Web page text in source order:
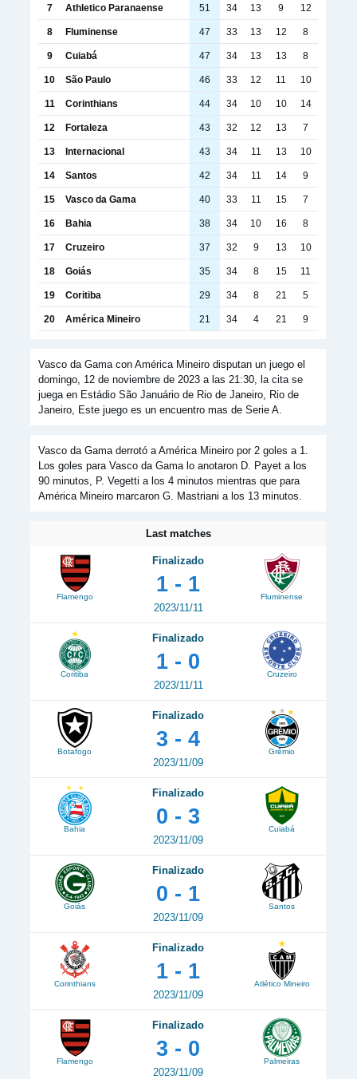
7 Athletico Paranaense 51 34 13 9 12
8 Fluminense 47 33 13 12 8
9 Cuiabá 47 34 13 13 8
10 São Paulo 46 33 12 11 10
11 Corinthians 44 34 10 10 14
12 Fortaleza 43 32 12 13 7
13 Internacional 43 34 11 13 10
14 Santos 42 34 11 14 9
15 Vasco da Gama 40 33 11 15 7
16 Bahia 38 34 10 16 8
17 Cruzeiro 37 32 9 13 10
18 Goiás 35 34 8 15 11
19 Coritiba 29 34 8 21 5
20 América Mineiro 21 34 4 21 9
Vasco da Gama con América Mineiro disputan un juego el
domingo, 12 de noviembre de 2023 a las 21:30, la cita se
juega en Estádio São Januário de Rio de Janeiro, Rio de
Janeiro, Este juego es un encuentro mas de Serie A.
Vasco da Gama derrotó a América Mineiro por 2 goles a 1.
Los goles para Vasco da Gama lo anotaron D. Payet a los
90 minutos, P. Vegetti a los 4 minutos mientras que para
América Mineiro marcaron G. Mastriani a los 13 minutos.
Last matches
Flamengo
Finalizado
1 - 1
2023/11/11
Fluminense
Coritiba
Finalizado
1 - 0
2023/11/11
Cruzeiro
Botafogo
Finalizado
3 - 4
2023/11/09
Grêmio
Bahia
Finalizado
0 - 3
2023/11/09
Cuiabá
Goiás
Finalizado
0 - 1
2023/11/09
Santos
Corinthians
Finalizado
1 - 1
2023/11/09
Atlético Mineiro
Flamengo
Finalizado
3 - 0
2023/11/09
Palmeiras